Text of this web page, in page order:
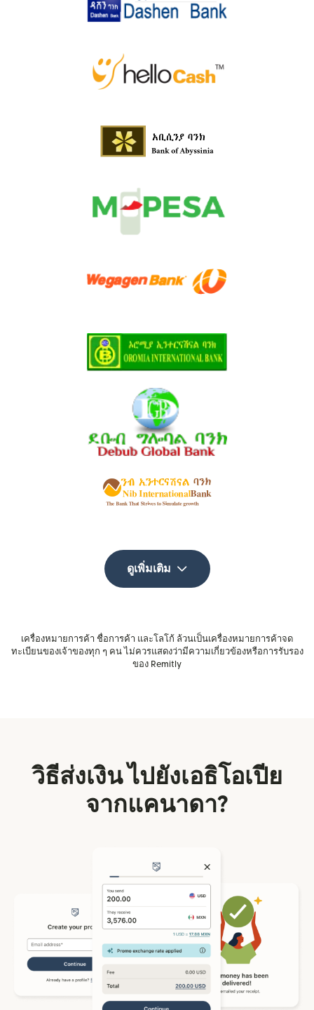
ดูเพิ่มเติม
เครื่องหมายการค้า ชื่อการค้า และโลโก้ ล้วนเป็นเครื่องหมายการค้าจด
ทะเบียนของเจ้าของทุก ๆ คน ไม่ควรแสดงว่ามีความเกี่ยวข้องหรือการรับรอง
ของ Remitly
วิธีส่งเงิน ไปยังเอธิโอเปีย
จากแคนาดา?